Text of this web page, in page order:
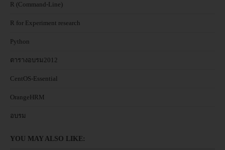
R (Command-Line)
R for Experiment research
Python
ตารางอบรม2012
CentOS-Essential
OrangeHRM
อบรม
YOU MAY ALSO LIKE: